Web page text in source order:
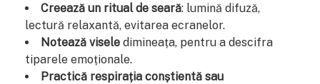
Creează un ritual de seară: lumină difuză,
lectură relaxantă, evitarea ecranelor.
Notează visele dimineața, pentru a descifra
tiparele emoționale.
Practică respirația conștientă sau